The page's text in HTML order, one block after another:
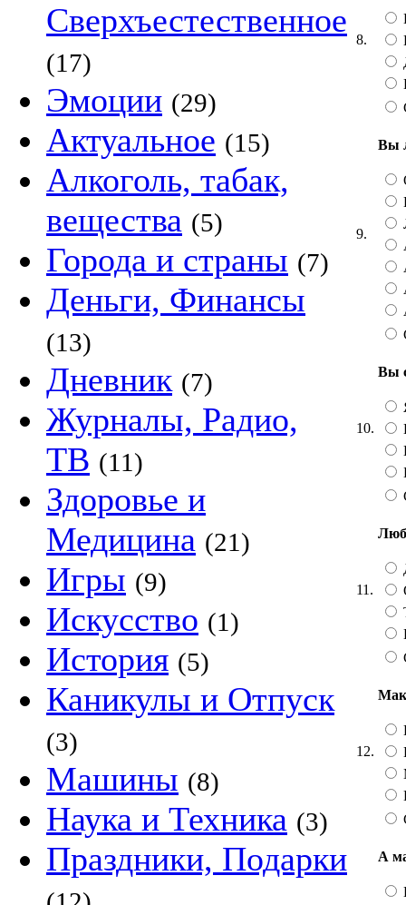
Сверхъестественное
(17)
Эмоции (29)
Актуальное (15)
Алкоголь, табак,
вещества (5)
Города и страны (7)
Деньги, Финансы
(13)
Дневник (7)
Журналы, Радио,
ТВ (11)
Здоровье и
Медицина (21)
Игры (9)
Искусство (1)
История (5)
Каникулы и Отпуск
(3)
Машины (8)
Наука и Техника (3)
Праздники, Подарки
8.
9.
Вы
10.
Вы
11.
12.
А